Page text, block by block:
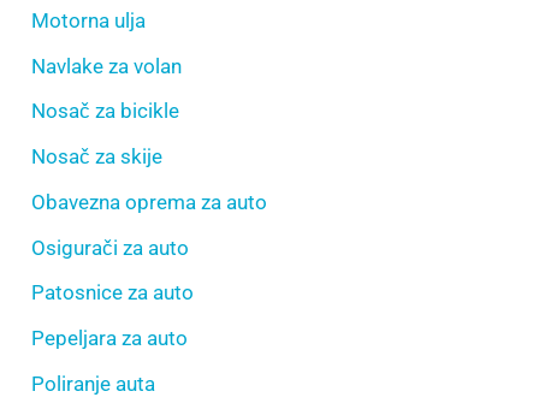
Motorna ulja
Navlake za volan
Nosač za bicikle
Nosač za skije
Obavezna oprema za auto
Osigurači za auto
Patosnice za auto
Pepeljara za auto
Poliranje auta